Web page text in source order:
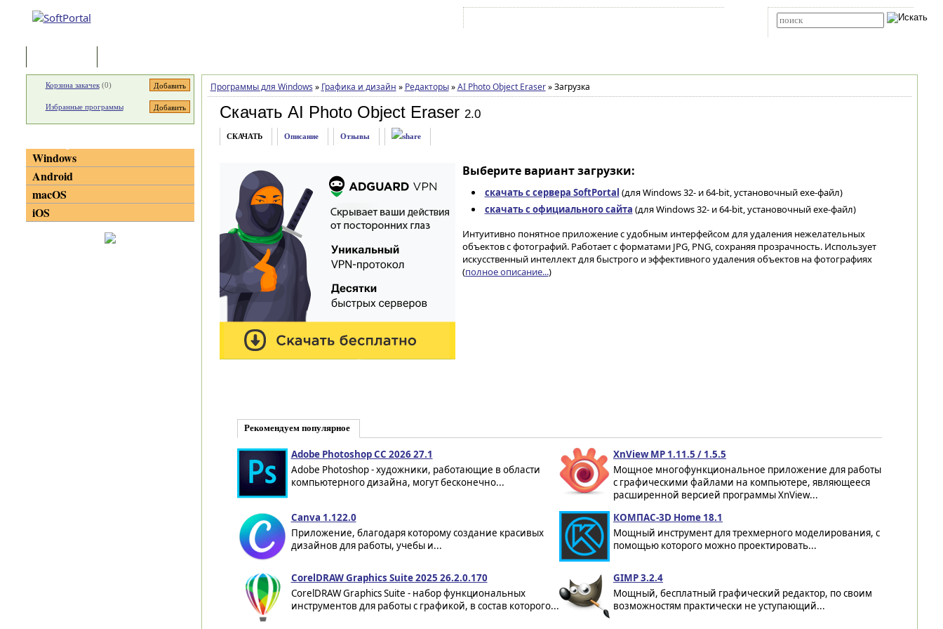
Программы для Windows » Графика и дизайн » Редакторы » AI Photo Object Eraser »Загрузка
Скачать AI Photo Object Eraser 2.0
СКАЧАТЬ Описание Отзывы
Выберите вариант загрузки:
скачать с сервера SoftPortal (для Windows 32- и 64-bit, установочный exe-файл)
скачать с официального сайта (для Windows 32- и 64-bit, установочный exe-файл)
Интуитивно понятное приложение с удобным интерфейсом для удаления нежелательных
объектов с фотографий. Работает с форматами JPG, PNG, сохраняя прозрачность. Использует
искусственный интеллект для быстрого и эффективного удаления объектов на фотографиях
(полное описание...)
Рекомендуем популярное
Adobe Photoshop CC 2026 27.1
Adobe Photoshop - художники, работающие в области
компьютерного дизайна, могут бесконечно...
XnView MP 1.11.5 / 1.5.5
Мощное многофункциональное приложение для работы
с графическими файлами на компьютере, являющееся
расширенной версией программы XnView...
Canva 1.122.0
Приложение, благодаря которому создание красивых
дизайнов для работы, учебы и...
КОМПАС-3D Home 18.1
Мощный инструмент для трехмерного моделирования, с
помощью которого можно проектировать...
CorelDRAW Graphics Suite 2025 26.2.0.170
CorelDRAW Graphics Suite - набор функциональных
инструментов для работы с графикой, в состав которого...
GIMP 3.2.4
Мощный, бесплатный графический редактор, по своим
возможностям практически не уступающий...
Корзина закачек(0)
Избранные программы
Windows
Android
macOS
iOS